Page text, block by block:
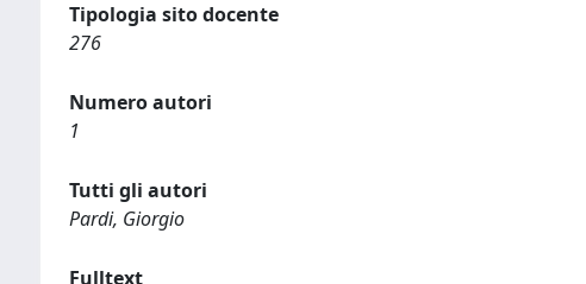
Tipologia sito docente
276
Numero autori
1
Tutti gli autori
Pardi, Giorgio
Fulltext